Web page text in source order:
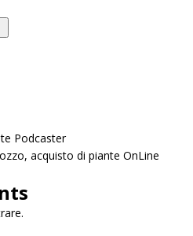
Podcaster
acquisto di piante OnLine